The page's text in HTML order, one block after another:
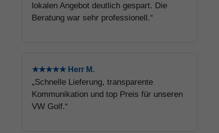
lokalen Angebot deutlich gespart. Die
Beratung war sehr professionell.“
★★★★★ Herr M.
„Schnelle Lieferung, transparente
Kommunikation und top Preis für unseren
VW Golf.“